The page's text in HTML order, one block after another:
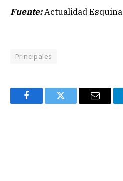
Fuente:Actualidad Esquina
Principales
FacebookTwitter Email